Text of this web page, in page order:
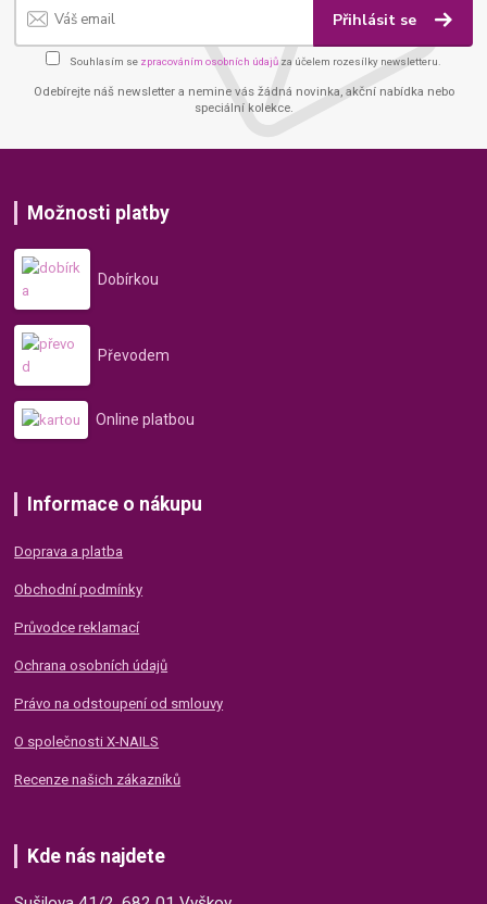
Přihlásit se
Souhlasím se zpracováním osobních údajů za účelem rozesílky newsletteru.
Odebírejte náš newsletter a nemine vás žádná novinka, akční nabídka nebo
speciální kolekce.
Možnosti platby
Dobírkou
Převodem
Online platbou
Informace o nákupu
Doprava a platba
Obchodní podmínky
Průvodce reklamací
Ochrana osobních údajů
Právo na odstoupení od smlouvy
O společnosti X-NAILS
Recenze našich zákazníků
Kde nás najdete